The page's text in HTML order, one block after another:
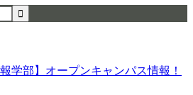
学部】オープンキャンパス情報！